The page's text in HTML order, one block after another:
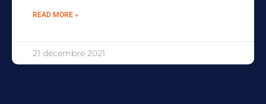
READ MORE »
21 décembre 2021